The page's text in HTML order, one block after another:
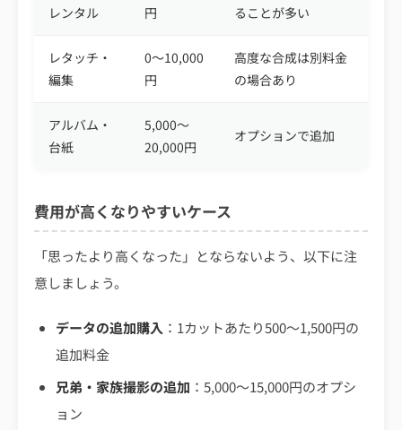
レンタル
円
ることが多い
レタッチ・
編集
0〜10,000
円
高度な合成は別料金
の場合あり
アルバム・
台紙
5,000〜
20,000円
オプションで追加
費用が高くなりやすいケース
「思ったより高くなった」とならないよう、以下に注
意しましょう。
データの追加購入 ：1カットあたり500〜1,500円の
追加料金
兄弟・家族撮影の追加 ：5,000〜15,000円のオプシ
ョン